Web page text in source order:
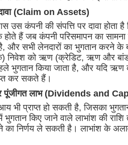
(Claim on Assets)
उस कंपनी की संपत्ति पर दावा होता
हैं जब कंपनी परिसमापन का
और सभी लेनदारों का भुगतान करने
निवेश को ऋण (क्रेडिट, ऋण और
भुगतान किया जाता है, और यदि ऋण
कर सकते हैं।
पूंजीगत लाभ (Dividends and
भी प्राप्त हो सकती है, जिसका
में भुगतान किए जाने वाले लाभांश की
का निर्णय ले सकती है। लाभांश के